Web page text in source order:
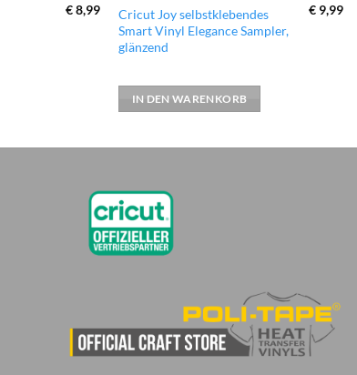
€8,99
Cricut Joy selbstklebendes
Smart Vinyl Elegance Sampler,
glänzend
€ 9,99
IN DEN WARENKORB